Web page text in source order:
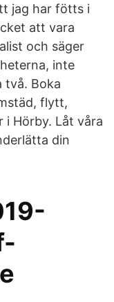
jag har fötts i
att vara
och säger
inte
två. Boka
flytt,
Hörby. Låt våra
din